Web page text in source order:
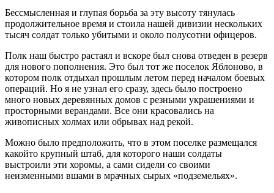
Бессмысленная и глупая борьба за эту высоту тянулась
продолжительное время и стоила нашей дивизии нескольких
тысяч солдат только убитыми и около полусотни офицеров.
Полк наш быстро растаял и вскоре был снова отведен в резерв
для нового пополнения. Это был тот же поселок Яблоново, в
котором полк отдыхал прошлым летом перед началом боевых
операций. Но я не узнал его сразу, здесь было построено
много новых деревянных домов с резными украшениями и
просторными верандами. Все они красовались на
живописных холмах или обрывах над рекой.
Можно было предположить, что в этом поселке размещался
какойто крупный штаб, для которого наши солдаты
выстроили эти хоромы, а сами сидели со своими
неизменными вшами в мрачных сырых «подземельях».